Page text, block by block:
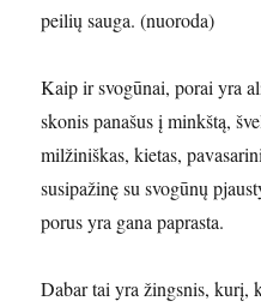
peilių sauga. (nuoroda)
Kaip ir svogūnai, porai yra
skonis panašus į minkštą,
milžiniškas, kietas,
susipažinę su svogūnų
porus yra gana paprasta.
Dabar tai yra žingsnis, kurį,